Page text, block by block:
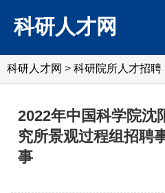
科研人才网
科研人才网 > 科研院所人才招聘
2022年中国科学院沈
究所景观过程组招聘
事